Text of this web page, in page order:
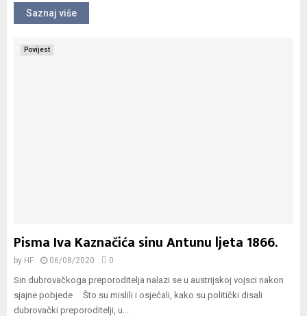
Saznaj više
Povijest
Pisma Iva Kaznačića sinu Antunu ljeta 1866.
by HF 06/08/2020 0
Sin dubrovačkoga preporoditelja nalazi se u austrijskoj vojsci nakon
sjajne pobjede Što su mislili i osjećali, kako su politički disali
dubrovački preporoditelji, u...